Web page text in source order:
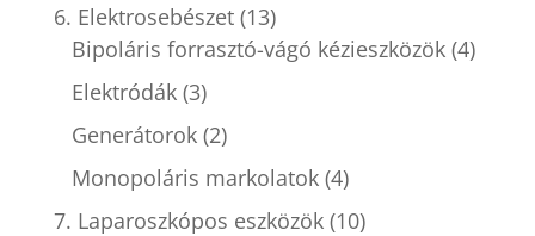
6. Elektrosebészet (13)
Bipoláris forrasztó-vágó kézieszközök (4)
Elektródák (3)
Generátorok (2)
Monopoláris markolatok (4)
7. Laparoszkópos eszközök (10)